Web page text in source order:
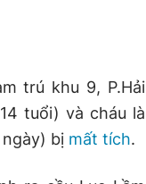
trú khu 9, P.Hải
tuổi) và cháu là
bị mất tích.